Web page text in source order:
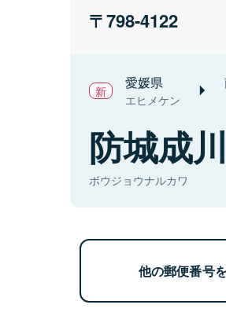
798-4122
愛媛県
エヒメケン
防城成川
ボウジョウナルカワ
他の郵便番号